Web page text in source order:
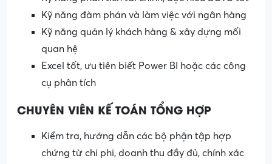
Kỹ năng đàm phán và làm việc với ngân hàng
Kỹ năng quản lý khách hàng & xây dựng mối
quan hệ
Excel tốt, ưu tiên biết Power BI hoặc các công
cụ phân tích
CHUYÊN VIÊN KẾ TOÁN TỔNG HỢP
Kiểm tra, hướng dẫn các bộ phận tập hợp
chứng từ chi phi, doanh thu đầy đủ, chính xác